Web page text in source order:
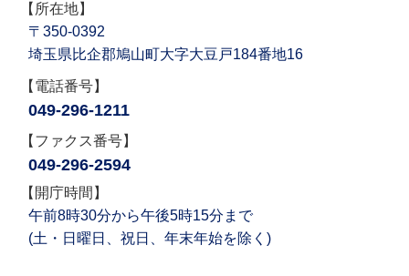
【所在地】
〒350-0392
埼玉県比企郡鳩山町大字大豆戸184番地16
【電話番号】
049-296-1211
【ファクス番号】
049-296-2594
【開庁時間】
午前8時30分から午後5時15分まで
(土・日曜日、祝日、年末年始を除く)